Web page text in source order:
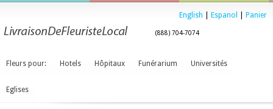
English Espanol Panier
(888) 704-7074
Fleurs pour: Hotels Hôpitaux Funérarium Universités
Eglises